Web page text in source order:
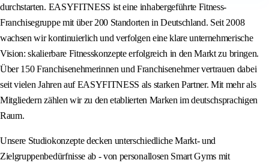
durchstarten. EASYFITNESS ist eine inhabergeführte Fitness-
Franchisegruppe mit über 200 Standorten in Deutschland. Seit 2008
wachsen wir kontinuierlich und verfolgen eine klare unternehmerische
Vision: skalierbare Fitnesskonzepte erfolgreich in den Markt zu bringen.
Über 150 Franchisenehmerinnen und Franchisenehmer vertrauen dabei
seit vielen Jahren auf EASYFITNESS als starken Partner. Mit mehr als
Mitgliedern zählen wir zu den etablierten Marken im deutschsprachigen
Raum.
Unsere Studiokonzepte decken unterschiedliche Markt- und
Zielgruppenbedürfnisse ab - von personallosen Smart Gyms mit